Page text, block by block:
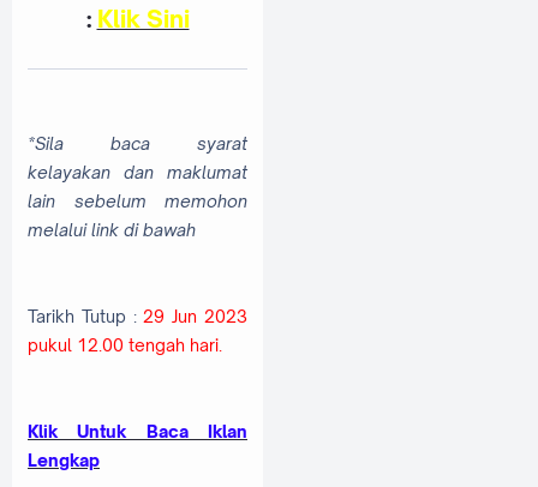
: Klik Sini
*Sila baca syarat
kelayakan dan maklumat
lain sebelum memohon
melalui link di bawah
Tarikh Tutup : 29 Jun 2023
pukul 12.00 tengah hari.
Klik Untuk Baca Iklan
Lengkap